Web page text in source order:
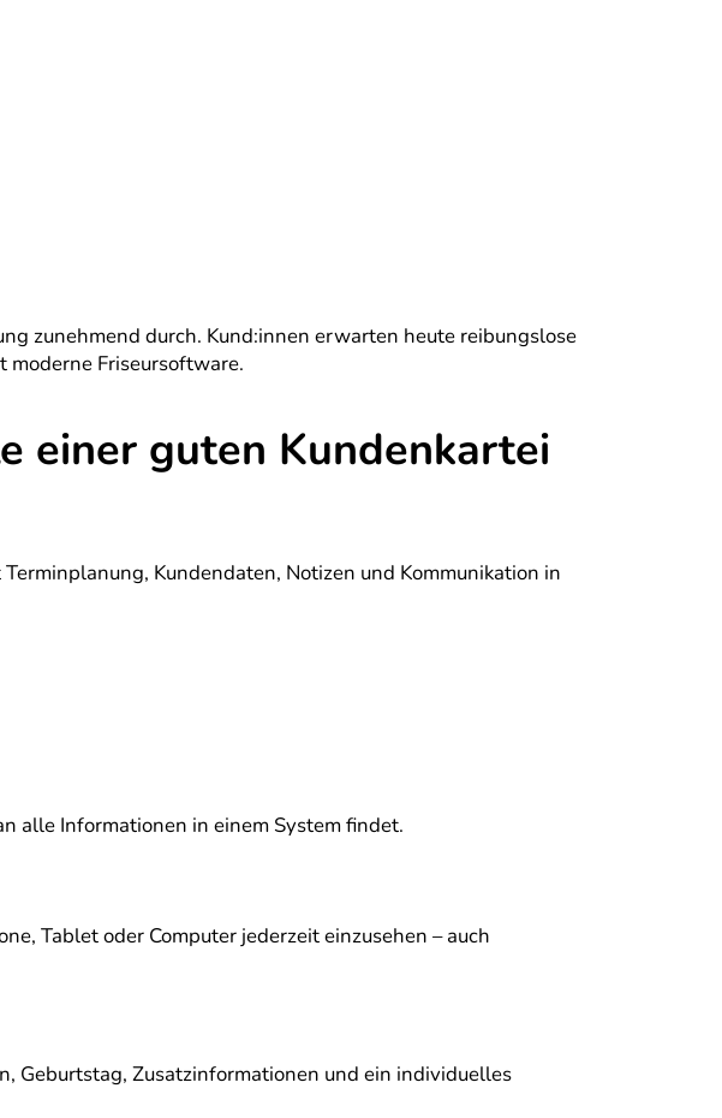
zunehmend durch. Kund:innen erwarten heute reibungslose
moderne Friseursoftware.
einer guten Kundenkartei
Kundendaten, Notizen und Kommunikation in
alle Informationen in einem System findet.
Tablet oder Computer jederzeit einzusehen – auch
Geburtstag, Zusatzinformationen und ein individuelles